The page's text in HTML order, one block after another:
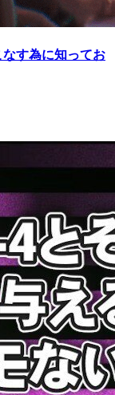
す為に知ってお